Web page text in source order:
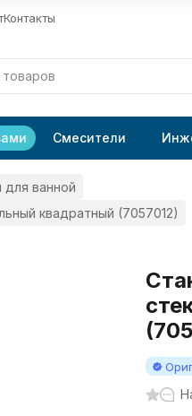
Контакты
Смесители
для ванной
квадратный (7057012)